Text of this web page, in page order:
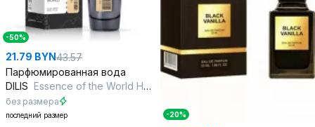
-50%
21.79 BYN43.57
Парфюмированная вода
DILIS Essence of the World Hawaii
без размера
последний размер -20%